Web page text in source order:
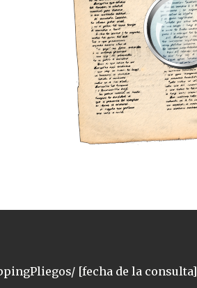
[fecha de la consulta]